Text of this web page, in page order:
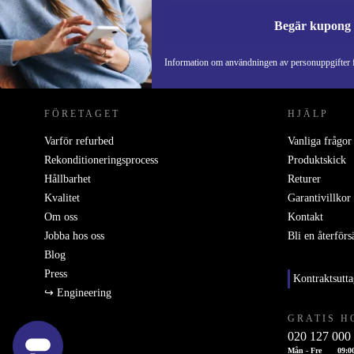
sätt att göra din teknikvardag både smart och
Din trygghet med refurbed
Minst 12 månaders garanti
Sammanfattning
Dell E2016HV är ett klokt val för dig som vill ha en
monitor till arbetsplatsen, hemmakontoret eller
samtidigt som du tar ett steg mot en mer hållbar
rekonditionerad kvalitet från refurbed får du
miljönytta i ett och samma paket.
Begär kupong
Information om användningen av personuppgifter
REFURBED SVERIGE - RETHINK NEW.
FÖRETAGET
Varför refurbed
Rekonditioneringsprocess
Hållbarhet
Kvalitet
Om oss
Jobba hos oss
Blog
Press
↪ Engineering
HJÄLP
Vanliga frågor
Produktskick
Returer
Garantivillkor
Kontakt
Bli en
GRATIS
020 127 000
Mån - Fre